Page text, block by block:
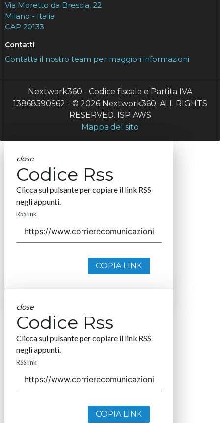
Via Moretto da Brescia, 22
Milano - Italia
CAP 20133
Contatti
Contatta il nostro team per maggiori informazioni
Nextwork360 - Codice fiscale e Partita IVA
13868590962 - © 2026 Nextwork360. ALL RIGHTS
RESERVED. ISP AWS
Mappa del sito
close
Codice Rss
Clicca sul pulsante per copiare il link RSS
negli appunti.
RSS link
COPIA LINK
close
Codice Rss
Clicca sul pulsante per copiare il link RSS
negli appunti.
RSS link
COPIA LINK